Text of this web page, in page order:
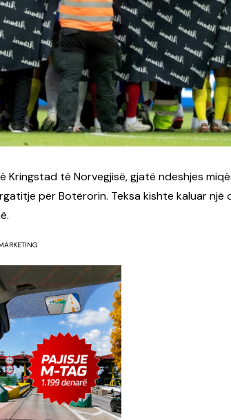
RECETA E DITES
RELAKS
RETRO JAVORE
të Norvegjisë, gjatë ndeshjes
për Botërorin. Teksa kishte kaluar një